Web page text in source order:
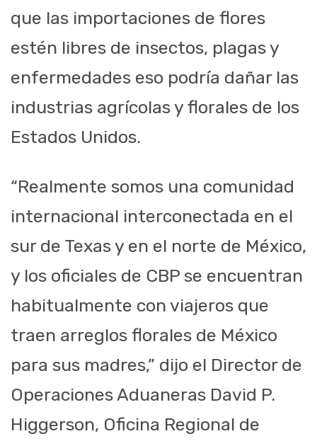
que las importaciones de flores
estén libres de insectos, plagas y
enfermedades eso podría dañar las
industrias agrícolas y florales de los
Estados Unidos.
“Realmente somos una comunidad
internacional interconectada en el
sur de Texas y en el norte de México,
y los oficiales de CBP se encuentran
habitualmente con viajeros que
traen arreglos florales de México
para sus madres,” dijo el Director de
Operaciones Aduaneras David P.
Higgerson, Oficina Regional de